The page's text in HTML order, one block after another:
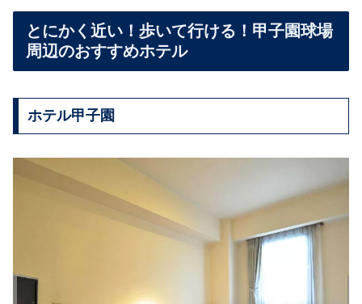
とにかく近い！歩いて行ける！甲子園球場
周辺のおすすめホテル
ホテル甲子園